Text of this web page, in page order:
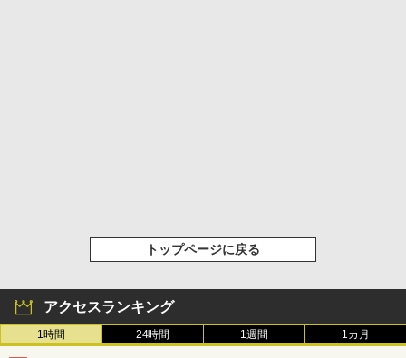
トップページに戻る
アクセスランキング
1時間 24時間 1週間 1カ月